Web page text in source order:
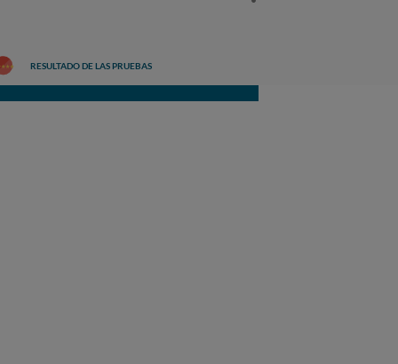
RESULTADO DE LAS PRUEBAS